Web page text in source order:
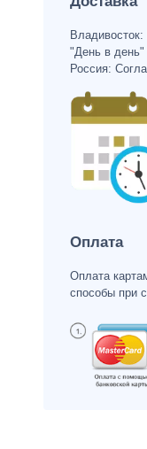
"День в день"
Россия:
Оплата
Оплата
способы при